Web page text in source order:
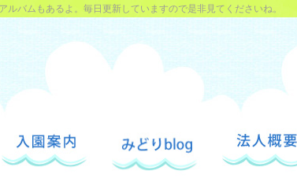
バムもあるよ。毎日更新していますので是非見てくださいね。